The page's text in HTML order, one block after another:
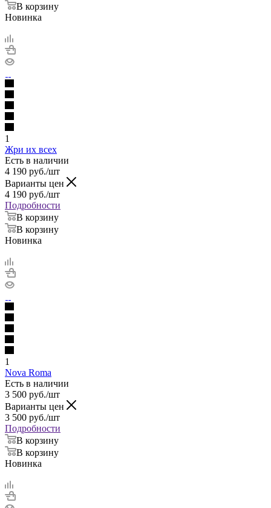
В корзину
Новинка
1
Жри их всех
Есть в наличии
4 190 руб./шт
Варианты цен
4 190 руб./шт
Подробности
В корзину
В корзину
Новинка
1
Nova Roma
Есть в наличии
3 500 руб./шт
Варианты цен
3 500 руб./шт
Подробности
В корзину
В корзину
Новинка